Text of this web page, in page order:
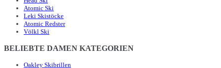
Atomic Ski
Leki Skistöcke
Atomic Redster
Völkl Ski
BELIEBTE DAMEN KATEGORIEN
Oakley Skibrillen